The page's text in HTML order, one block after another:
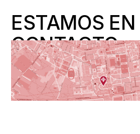
ESTAMOS EN
CONTACTO